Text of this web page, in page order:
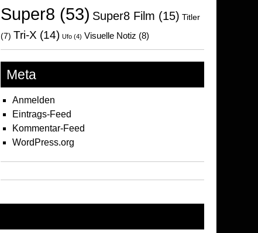
Super8 (53) Super8 Film (15) Titler
(7) Tri-X (14) Ufo (4) Visuelle Notiz (8)
Meta
Anmelden
Eintrags-Feed
Kommentar-Feed
WordPress.org